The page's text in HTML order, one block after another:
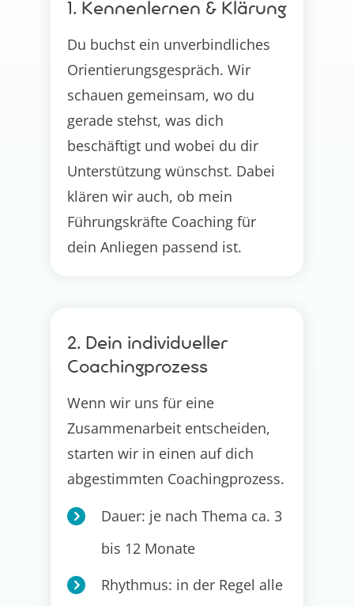
1. Kennenlernen & Klärung
Du buchst ein unverbindliches
Orientierungsgespräch. Wir
schauen gemeinsam, wo du
gerade stehst, was dich
beschäftigt und wobei du dir
Unterstützung wünschst. Dabei
klären wir auch, ob mein
Führungskräfte Coaching für
dein Anliegen passend ist.
2. Dein individueller
Coachingprozess
Wenn wir uns für eine
Zusammenarbeit entscheiden,
starten wir in einen auf dich
abgestimmten Coachingprozess.
Dauer: je nach Thema ca. 3
bis 12 Monate
Rhythmus: in der Regel alle